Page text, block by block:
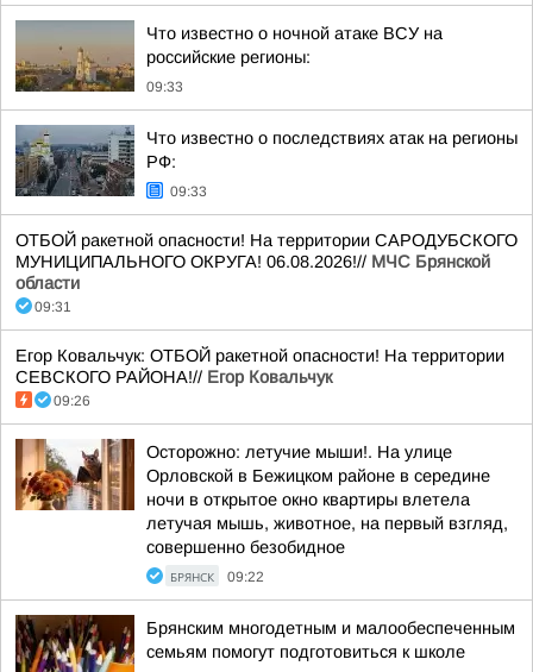
Что известно о ночной атаке ВСУ на
российские регионы:
09:33
Что известно о последствиях атак на регионы
РФ:
09:33
ОТБОЙ ракетной опасности! На территории САРОДУБСКОГО
МУНИЦИПАЛЬНОГО ОКРУГА! 06.08.2026!// МЧС Брянской
области
09:31
Егор Ковальчук: ОТБОЙ ракетной опасности! На территории
СЕВСКОГО РАЙОНА!// Егор Ковальчук
09:26
Осторожно: летучие мыши!. На улице
Орловской в Бежицком районе в середине
ночи в открытое окно квартиры влетела
летучая мышь, животное, на первый взгляд,
совершенно безобидное
БРЯНСК 09:22
Брянским многодетным и малообеспеченным
семьям помогут подготовиться к школе